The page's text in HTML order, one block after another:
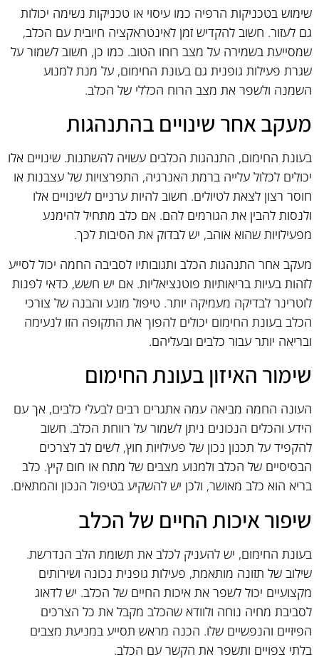
שימוש בטכניקות הרפיה כמו עיסוי או טכניקות נשימה יכולות
גם לעזור. חשוב להקדיש זמן לאינטראקציה חיובית עם הכלב,
שמסייעת בשמירה על מצב רוחו הטוב. כמו כן, חשוב לשמור על
שגרת פעילות גופנית גם בעונת החימום, על מנת למנוע
השמנה ולשפר את מצב הרוח הכללי של הכלב.
מעקב אחר שינויים בהתנהגות
בעונת החימום, התנהגות הכלבים עשויה להשתנות. שינויים אלו
יכולים לכלול עלייה ברמת האנרגיה, התפרצויות של עצבנות או
חוסר רצון לצאת לטיולים. חשוב להיות ערניים לשינויים אלו
ולנסות להבין את הגורמים להם. אם כלב מתחיל להימנע
מפעילויות שהוא אוהב, יש לבדוק את הסיבות לכך.
מעקב אחר התנהגות הכלב ותגובותיו לסביבה החמה יכול לסייע
לזהות בעיות בריאותיות פוטנציאליות. אם יש חשש, כדאי לפנות
לוטרינר לבדיקה מעמיקה יותר. טיפול מונע והבנה של צורכי
הכלב בעונת החימום יכולים להפוך את התקופה הזו לנעימה
ובריאה יותר עבור כלבים ובעליהם.
שימור האיזון בעונת החימום
העונה החמה מביאה עמה אתגרים רבים לבעלי כלבים, אך עם
הידע והכלים הנכונים ניתן לשמור על רווחת הכלב. חשוב
להקפיד על תכנון נכון של פעילויות חוץ, לשים לב לצרכים
הבסיסיים של הכלב ולמנוע מצבים של מתח או חום קיץ. כלב
בריא הוא כלב מאושר, ולכן יש להשקיע בטיפול הנכון והמתאים.
שיפור איכות החיים של הכלב
בעונת החימום, יש להעניק לכלב את תשומת הלב הנדרשת.
שילוב של תזונה מותאמת, פעילות גופנית נכונה ושירותים
מקצועיים יכול לשפר את איכות החיים של הכלב. יש לדאוג
לסביבת מחיה נוחה ולוודא שהכלב מקבל את כל הצרכים
הפיזיים והנפשיים שלו. הכנה מראש תסייע במניעת מצבים
בלתי צפויים ותשפר את הקשר עם הכלב.